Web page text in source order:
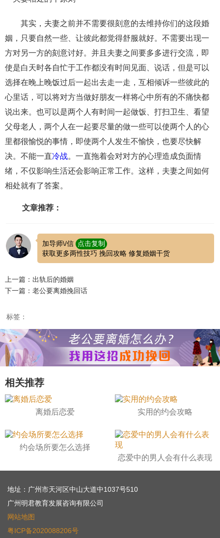
其实，夫妻之前并不需要很刻意的去维持你们的这段婚
姻，只要自然一些、让彼此都觉得舒服就好。不需要出现一
方对另一方的刻意讨好。并且夫妻之间要多多进行交流，即
使是白天时各自忙于工作都没有时间见面、说话，但是可以
选择在晚上晚饭过后一起出去走一走，互相倾诉一些彼此的
心里话，可以将对方当做好朋友一样将心中所有的不痛快都
说出来。也可以是两个人有时间一起做饭、打扫卫生、看望
父母老人，两个人在一起要尽量的做一些可以使两个人的心
里都很愉悦的事情，即使两个人发生不愉快，也要尽快解
决。不能一直冷战。一直拖着会对对方的心理造成负面情
绪，不仅影响生活还会影响正常工作。这样，夫妻之间如何
相处就有了答案。
文章推荐：
加导师\/信
点击复制
获取更多两性技巧 挽回攻略 修复婚姻干货
上一篇：出轨后的婚姻
下一篇：老公要离婚挽回话
标签：
相关推荐
离婚后恋爱 实用的约会攻略
约会场所要怎么选择
恋爱中的男人会有什么表现
地址：广州市天河区中山大道中1037号510
广州明君教育发展咨询有限公司
网站地图
粤ICP备2020088206号